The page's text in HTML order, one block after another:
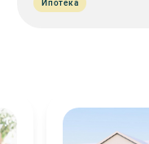
Ипотека